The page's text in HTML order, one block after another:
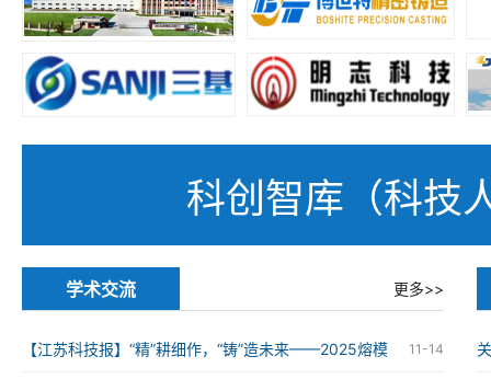
科创智库（科技
学术交流 更多>>
11-14
【江苏科技报】“精”耕细作，“铸”造未来——2025熔模